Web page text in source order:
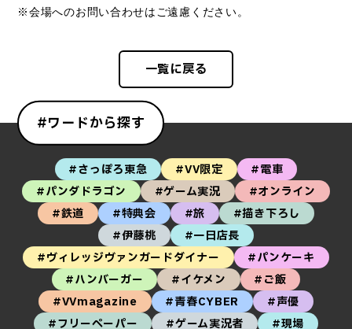
※会場へのお問い合わせはご遠慮ください。
一覧に戻る
#ワードから探す
#さっぽろ東急 #VV限定
#電車
#パンダドラゴン
#ゲーム実況
#オンライン
#鉄道
#特典会 #旅
#描き下ろし
#伊藤桃
#一日店長
#ヴィレッジヴァンガードダイナー
#パンケーキ
#ハンバーガー
#イケメン
#ご飯
#VVmagazine
#青春CYBER
#声優
#フリーペーパー
#ゲーム実況者
#現場